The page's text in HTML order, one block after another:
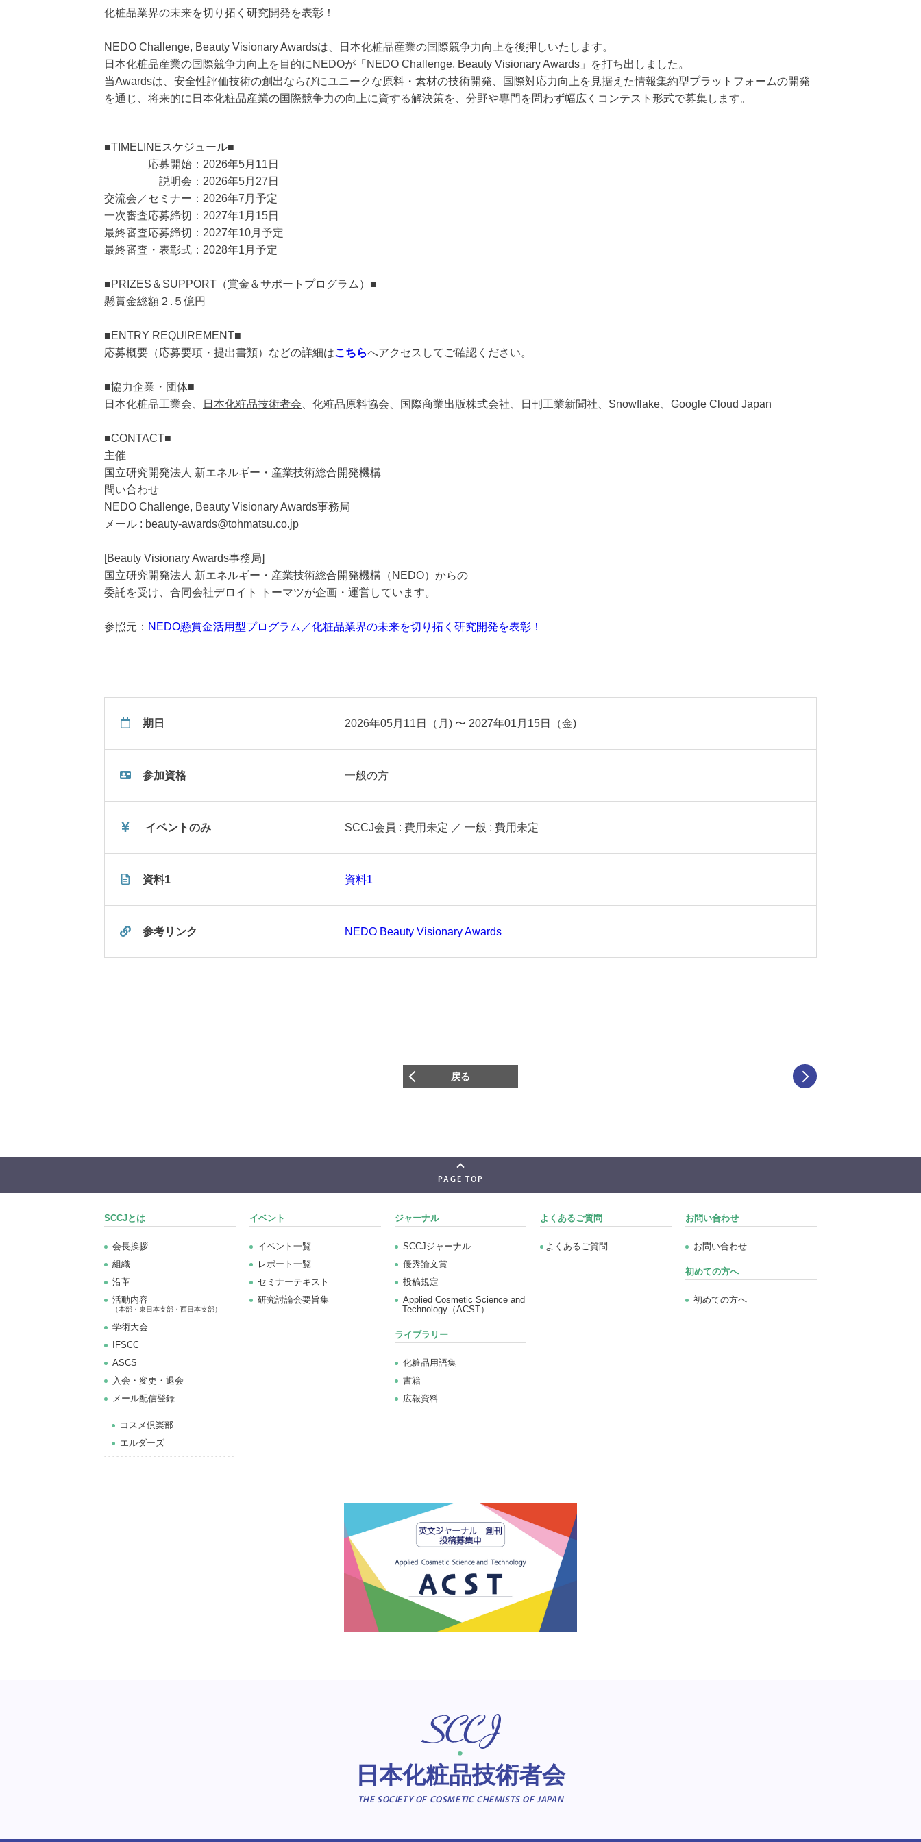
化粧品業界の未来を切り拓く研究開発を表彰！
NEDO Challenge, Beauty Visionary Awardsは、日本化粧品産業の国際競争力向上を後押しいたします。
日本化粧品産業の国際競争力向上を目的にNEDOが「NEDO Challenge, Beauty Visionary Awards」を打ち出しました。
当Awardsは、安全性評価技術の創出ならびにユニークな原料・素材の技術開発、国際対応力向上を見据えた情報集約型プラットフォームの開発
を通じ、将来的に日本化粧品産業の国際競争力の向上に資する解決策を、分野や専門を問わず幅広くコンテスト形式で募集します。
■TIMELINEスケジュール■
応募開始：2026年5月11日
説明会：2026年5月27日
交流会／セミナー：2026年7月予定
一次審査応募締切：2027年1月15日
最終審査応募締切：2027年10月予定
最終審査・表彰式：2028年1月予定
■PRIZES＆SUPPORT（賞金＆サポートプログラム）■
懸賞金総額２.５億円
■ENTRY REQUIREMENT■
応募概要（応募要項・提出書類）などの詳細はこちらへアクセスしてご確認ください。
■協力企業・団体■
日本化粧品工業会、
日本化粧品技術者会 、化粧品原料協会、国際商業出版株式会社、日刊工業新聞社、Snowflake、Google Cloud Japan
■CONTACT■
主催
国立研究開発法人 新エネルギー・産業技術総合開発機構
問い合わせ
NEDO Challenge, Beauty Visionary Awards事務局
メール : beauty-awards@tohmatsu.co.jp
[Beauty Visionary Awards事務局]
国立研究開発法人 新エネルギー・産業技術総合開発機構（NEDO）からの
委託を受け、合同会社デロイト トーマツが企画・運営しています。
参照元： NEDO懸賞金活用型プログラム／化粧品業界の未来を切り拓く研究開発を表彰！
期日 2026年05月11日（月) 〜 2027年01月15日（金)
参加資格 一般の方
イベントのみ SCCJ会員 : 費用未定 ／ 一般 : 費用未定
資料1 資料1
参考リンク NEDO Beauty Visionary Awards
戻る
PAGE TOP
SCCJとは
会長挨拶
組織
沿革
活動内容
（本部・東日本支部・西日本支部）
学術大会
IFSCC
ASCS
⼊会・変更・退会
メール配信登録
コスメ倶楽部
エルダーズ
イベント
イベント一覧
レポート一覧
セミナーテキスト
研究討論会要旨集
ジャーナル
SCCJジャーナル
優秀論文賞
投稿規定
Applied Cosmetic Science and
Technology（ACST）
ライブラリー
化粧品用語集
書籍
広報資料
よくあるご質問
よくあるご質問
お問い合わせ
お問い合わせ
初めての方へ
初めての方へ
日本化粧品技術者会
THE SOCIETY OF COSMETIC CHEMISTS OF JAPAN